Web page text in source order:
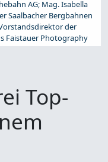
AG; Mag. Isabella
Saalbacher Bergbahnen
der
Faistauer Photography
Top-